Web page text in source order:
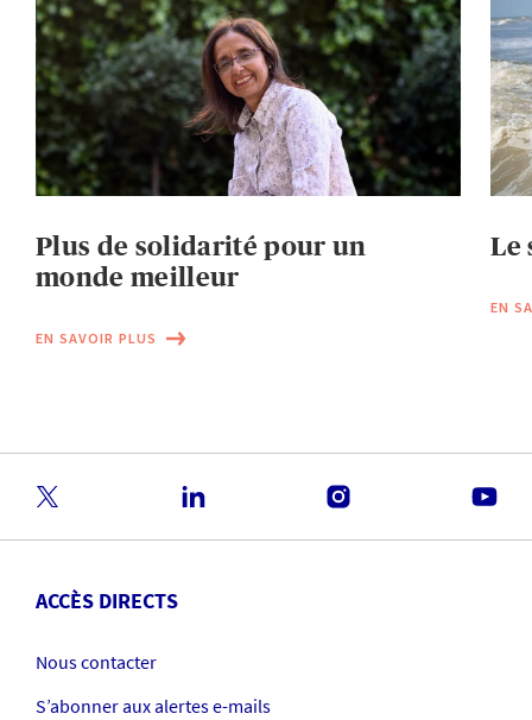
Plus de solidarité pour un
monde meilleur
EN SAVOIR PLUS
Le
EN
ACCÈS DIRECTS
Nous contacter
S’abonner aux alertes e-mails